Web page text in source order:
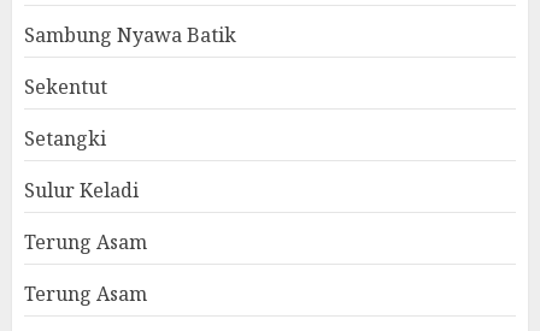
Sambung Nyawa Batik
Sekentut
Setangki
Sulur Keladi
Terung Asam
Terung Asam